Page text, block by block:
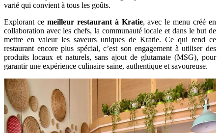
varié qui convient à tous les goûts.
Explorant ce meilleur restaurant à Kratie, avec le menu créé en
collaboration avec les chefs, la communauté locale et dans le but de
mettre en valeur les saveurs uniques de Kratie. Ce qui rend ce
restaurant encore plus spécial, c’est son engagement à utiliser des
produits locaux et naturels, sans ajout de glutamate (MSG), pour
garantir une expérience culinaire saine, authentique et savoureuse.